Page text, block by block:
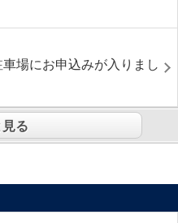
場にお申込みが入りまし
見る